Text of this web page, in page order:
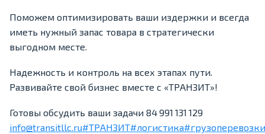
Поможем оптимизировать ваши издержки и всегда
иметь нужный запас товара в стратегически
выгодном месте.
Надежность и контроль на всех этапах пути.
Развивайте свой бизнес вместе с «ТРАНЗИТ»!
Готовы обсудить ваши задачи 84 991 131 129
info@transitllc.ru#ТРАНЗИТ#логистика#грузоперевозки